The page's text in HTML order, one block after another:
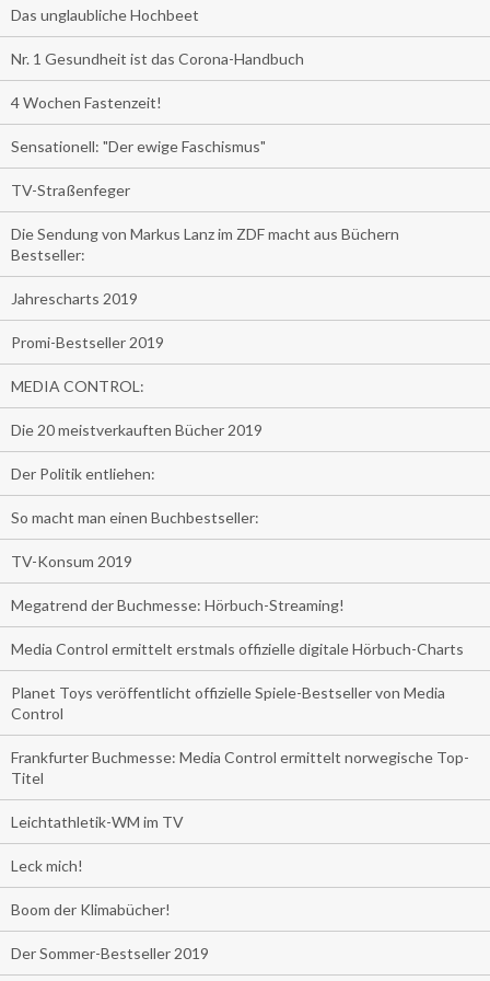
Das unglaubliche Hochbeet
Nr. 1 Gesundheit ist das Corona-Handbuch
4 Wochen Fastenzeit!
Sensationell: "Der ewige Faschismus"
TV-Straßenfeger
Die Sendung von Markus Lanz im ZDF macht aus Büchern
Bestseller:
Jahrescharts 2019
Promi-Bestseller 2019
MEDIA CONTROL:
Die 20 meistverkauften Bücher 2019
Der Politik entliehen:
So macht man einen Buchbestseller:
TV-Konsum 2019
Megatrend der Buchmesse: Hörbuch-Streaming!
Media Control ermittelt erstmals offizielle digitale Hörbuch-Charts
Planet Toys veröffentlicht offizielle Spiele-Bestseller von Media
Control
Frankfurter Buchmesse: Media Control ermittelt norwegische Top-
Titel
Leichtathletik-WM im TV
Leck mich!
Boom der Klimabücher!
Der Sommer-Bestseller 2019